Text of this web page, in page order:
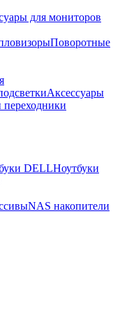
для мониторов
Поворотные
Аксессуары
DELLНоутбуки
NAS накопители